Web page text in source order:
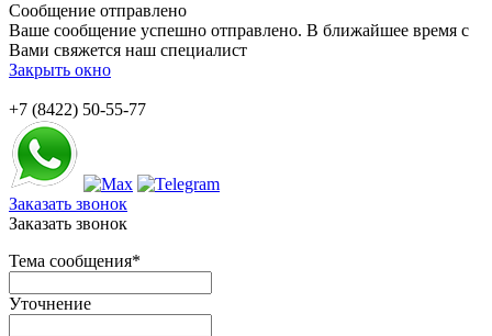
Сообщение отправлено
Ваше сообщение успешно отправлено. В ближайшее время с
Вами свяжется наш специалист
Закрыть окно
+7 (8422) 50-55-77
Заказать звонок
Заказать звонок
Тема сообщения*
Уточнение